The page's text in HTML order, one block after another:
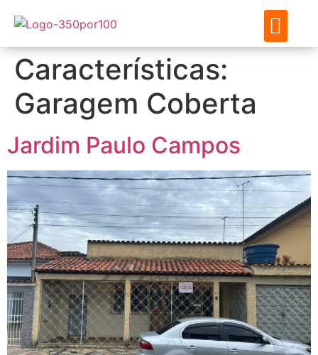
Características:
Garagem Coberta
Jardim Paulo Campos